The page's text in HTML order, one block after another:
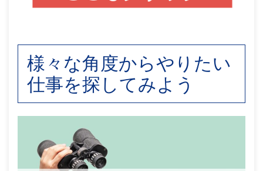
様々な角度からやりたい
仕事を探してみよう